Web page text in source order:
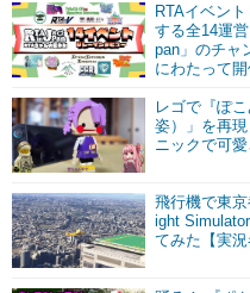
RTAイベン
する全14運
pan」のチャ
にわたって
レゴで『ぽ
姿）」を再
ニックで可
飛行機で東
ight
てみた【実況